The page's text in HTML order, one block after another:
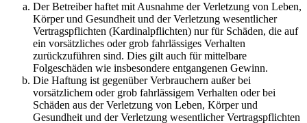
Der Betreiber haftet mit Ausnahme der Verletzung von Leben,
Körper und Gesundheit und der Verletzung wesentlicher
Vertragspflichten (Kardinalpflichten) nur für Schäden, die auf
ein vorsätzliches oder grob fahrlässiges Verhalten
zurückzuführen sind. Dies gilt auch für mittelbare
Folgeschäden wie insbesondere entgangenen Gewinn.
Die Haftung ist gegenüber Verbrauchern außer bei
vorsätzlichem oder grob fahrlässigem Verhalten oder bei
Schäden aus der Verletzung von Leben, Körper und
Gesundheit und der Verletzung wesentlicher Vertragspflichten